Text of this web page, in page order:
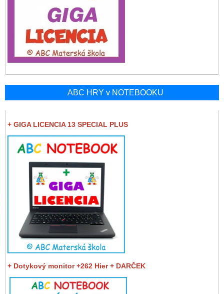
ABC HRY v NOTEBOOKU
+ GIGA LICENCIA 13 SPECIAL PLUS
+ Dotykový monitor +262 Hier + DARČEK